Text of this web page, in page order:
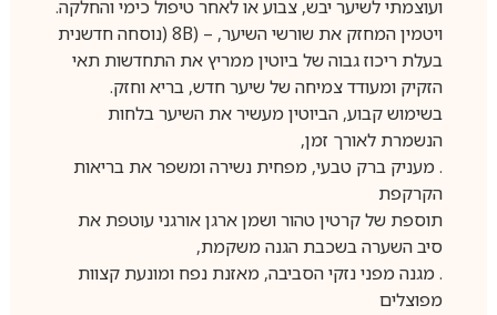
ועוצמתי לשיער יבש, צבוע או לאחר טיפול כימי והחלקה.
ויטמין המחזק את שורשי השיער, – (8B (נוסחה חדשנית
בעלת ריכוז גבוה של ביוטין ממריץ את התחדשות תאי
הזקיק ומעודד צמיחה של שיער חדש, בריא וחזק.
בשימוש קבוע, הביוטין מעשיר את השיער בלחות
הנשמרת לאורך זמן,
. מעניק ברק טבעי, מפחית נשירה ומשפר את בריאות
הקרקפת
תוספת של קרטין טהור ושמן ארגן אורגני עוטפת את
סיב השערה בשכבת הגנה משקמת,
. מגנה מפני נזקי הסביבה, מאזנת נפח ומונעת קצוות
מפוצלים